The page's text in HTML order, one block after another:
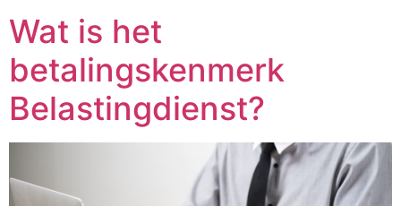
Wat is het
betalingskenmerk
Belastingdienst?